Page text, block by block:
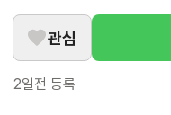
관심
2일전 등록